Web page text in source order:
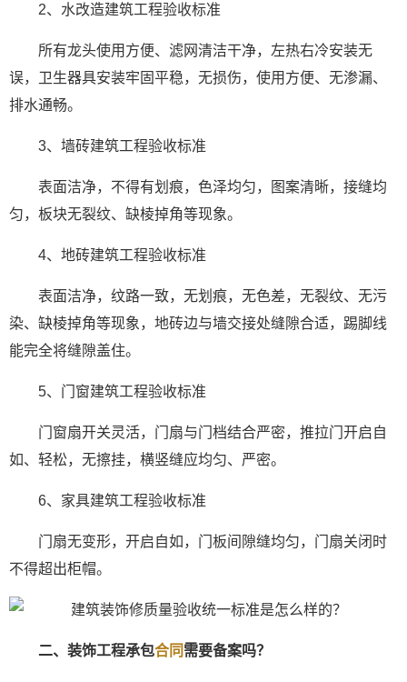
2、水改造建筑工程验收标准
所有龙头使用方便、滤网清洁干净，左热右冷安装无
误，卫生器具安装牢固平稳，无损伤，使用方便、无渗漏、
排水通畅。
3、墙砖建筑工程验收标准
表面洁净，不得有划痕，色泽均匀，图案清晰，接缝均
匀，板块无裂纹、缺棱掉角等现象。
4、地砖建筑工程验收标准
表面洁净，纹路一致，无划痕，无色差，无裂纹、无污
染、缺棱掉角等现象，地砖边与墙交接处缝隙合适，踢脚线
能完全将缝隙盖住。
5、门窗建筑工程验收标准
门窗扇开关灵活，门扇与门档结合严密，推拉门开启自
如、轻松，无擦挂，横竖缝应均匀、严密。
6、家具建筑工程验收标准
门扇无变形，开启自如，门板间隙缝均匀，门扇关闭时
不得超出柜帽。
二、装饰工程承包合同 需要备案吗？